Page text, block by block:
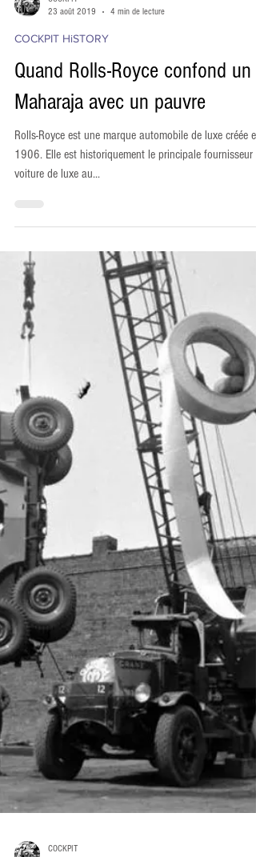
COCKPIT
Quand Rolls-Royce confond un
Maharaja avec un pauvre
Rolls-Royce est une marque automobile de luxe créée en
1906. Elle est historiquement le principale fournisseur de